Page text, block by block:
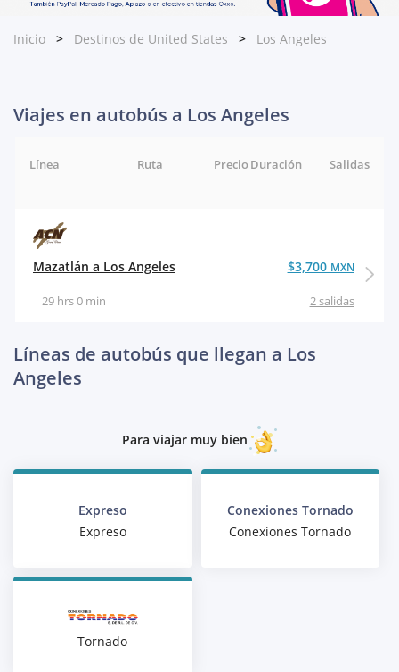
Inicio Destinos de United States Los Angeles
Viajes en autobús a Los Angeles
Línea Ruta Salidas
Duración
Precio
Mazatlán a Los Angeles
2 salidas
29 hrs 0 min
$3,700 MXN
Líneas de autobús que llegan a Los
Angeles
Para viajar muy bien
Expreso
Expreso
Conexiones Tornado
Conexiones Tornado
Tornado